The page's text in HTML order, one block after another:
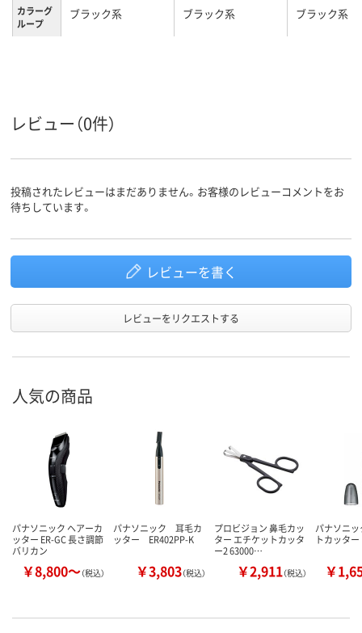
カラーグ
ループ
ブラック系 ブラック系 ブラック系
レビュー（0件）
投稿されたレビューはまだありません。お客様のレビューコメントをお
待ちしています。
レビューを書く
レビューをリクエストする
人気の商品
パナソニック ヘアーカ
ッター ER-GC 長さ調節
バリカン
￥8,800～（税込）
パナソニック 耳毛カ
ッター ER402PP-K
￥3,803（税込）
プロビジョン 鼻毛カッ
ター エチケットカッタ
ー2 63000…
￥2,911（税込）
パナソニ
トカッター
￥